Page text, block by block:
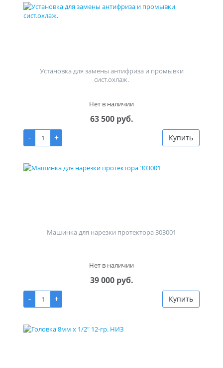
Установка для замены антифриза и промывки
сист.охлаж.
Нет в наличии
63 500 руб.
-
+ Купить
Машинка для нарезки протектора 303001
Нет в наличии
39 000 руб.
-
+ Купить